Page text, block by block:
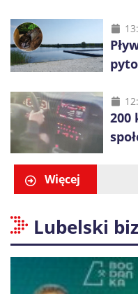
na
200
Więcej
Lubelski